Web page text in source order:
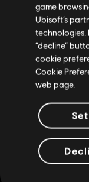
ZUM
game
Ubisoft’s
technologies.
“decline”
cookie
Cookie
web page.